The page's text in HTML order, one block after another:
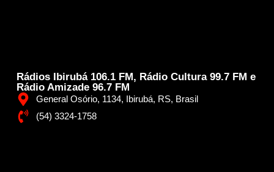
Rádios Ibirubá 106.1 FM, Rádio Cultura 99.7 FM e
Rádio Amizade 96.7 FM
General Osório, 1134, Ibirubá, RS, Brasil
(54) 3324-1758